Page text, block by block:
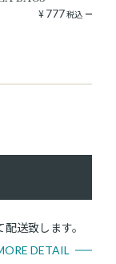
¥777税込
送致します。
DETAIL